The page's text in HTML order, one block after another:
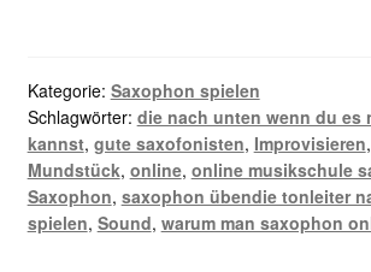
Kategorie: Saxophon spielen
Schlagwörter: die nach unten wenn du es
kannst, gute saxofonisten, Improvisieren,
Mundstück, online, online musikschule
Saxophon, saxophon übendie tonleiter
spielen, Sound, warum man saxophon